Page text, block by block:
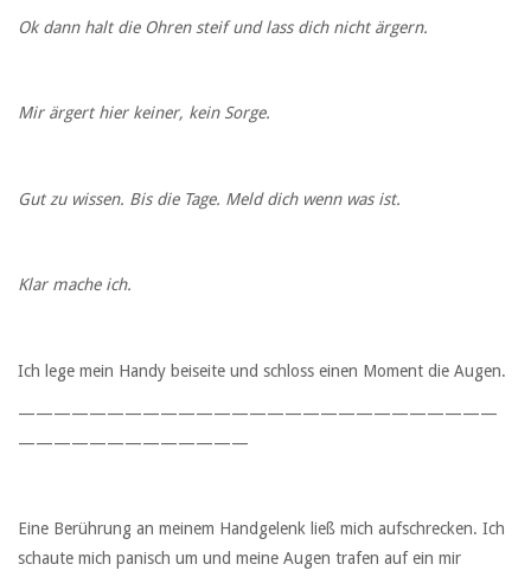
Ok dann halt die Ohren steif und lass dich nicht ärgern.
Mir ärgert hier keiner, kein Sorge.
Gut zu wissen. Bis die Tage. Meld dich wenn was ist.
Klar mache ich.
Ich lege mein Handy beiseite und schloss einen Moment die Augen.
———————————————————————————
—————————————
Eine Berührung an meinem Handgelenk ließ mich aufschrecken. Ich
schaute mich panisch um und meine Augen trafen auf ein mir